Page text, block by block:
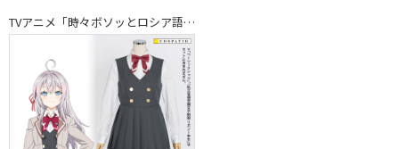
TVアニメ「時々ボソッとロシア語でデレる隣のアーリャさん」